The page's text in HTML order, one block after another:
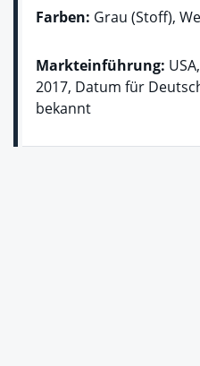
Farben: Grau (Stoff),
Markteinführung:
2017, Datum für
bekannt